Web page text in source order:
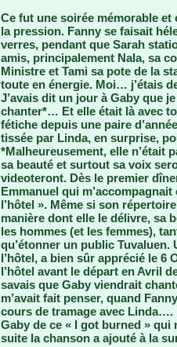
Ce fut une soirée mémorable
la pression. Fanny se faisait
verres, pendant que Sarah
amis, principalement Nala, sa
Ministre et Tami sa pote de la
toute en énergie. Moi… j’étais
J’avais dit un jour à Gaby que
chanter*… Et elle était là avec
fétiche depuis une paire
tissée par Linda, en surprise,
*Malheureusement, elle n’était
sa beauté et surtout sa voix
videoteront. Dès le premier
Emmanuel qui
l’hôtel ». Même si son
manière dont elle le délivre, sa
les hommes (et les femmes),
qu’étonner un public
l’hôtel, a bien sûr apprécié le 6
l’hôtel avant le départ en Avril
savais que Gaby viendrait
m’avait fait penser, quand
cours de tramage avec
Gaby de ce « I got burned »
suite la chanson a ajouté à la